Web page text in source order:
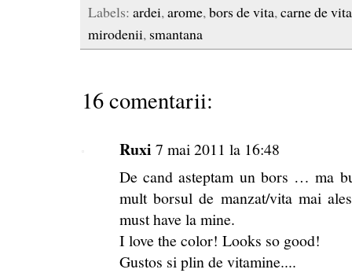
Labels: ardei,arome,bors de vita,carne de vita
mirodenii, smantana
16 comentarii:
Ruxi 7 mai 2011 la 16:48
De cand asteptam un bors … ma
mult borsul de manzat/vita mai
must have la mine.
I love the color! Looks so good!
Gustos si plin de vitamine....